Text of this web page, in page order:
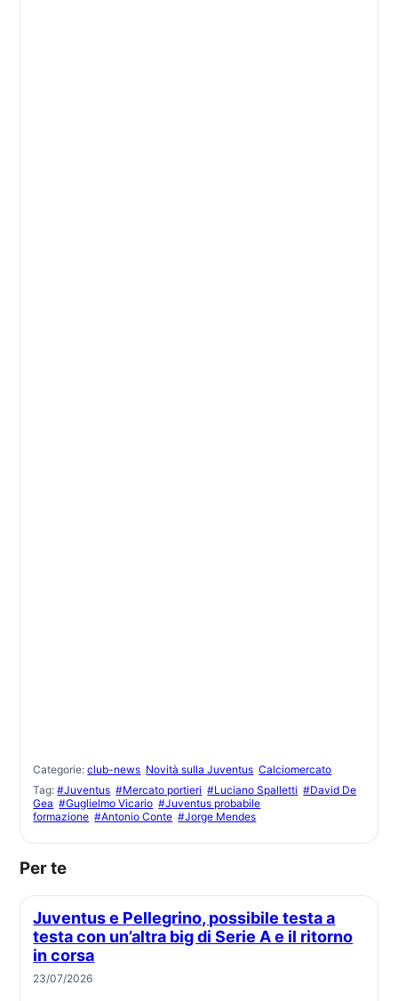
Categorie:club-news Novità sulla Juventus Calciomercato
Tag:#Juventus #Mercato portieri #Luciano Spalletti #David De
Gea #Guglielmo Vicario #Juventus probabile
formazione #Antonio Conte #Jorge Mendes
Per te
Juventus e Pellegrino, possibile testa a
testa con un’altra big di Serie A e il ritorno
in corsa
23/07/2026